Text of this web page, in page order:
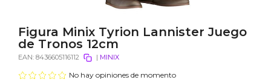
Figura Minix Tyrion Lannister Juego
de Tronos 12cm
EAN: 8436605116112 | MINIX
No hay opiniones de momento